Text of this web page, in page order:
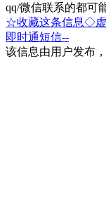
qq/微信联系的都可
☆收藏这条信息◇虚
即时通短信--
该信息由用户发布